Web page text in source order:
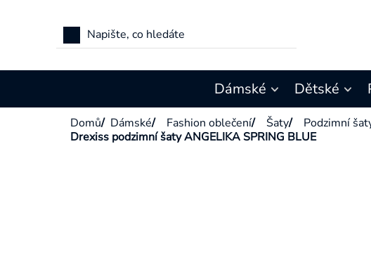
Dámské Dětské
Domů/ Dámské/ Fashion oblečení/ Šaty/ Podzimní
Drexiss podzimní šaty ANGELIKA SPRING BLUE